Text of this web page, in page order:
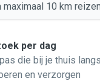
maximaal 10 km
per dag
die bij je thuis
en verzorgen